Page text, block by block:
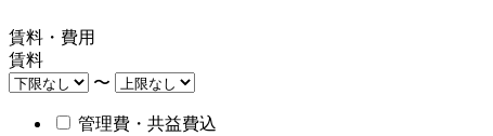
賃料・費用
賃料
〜
管理費・共益費込